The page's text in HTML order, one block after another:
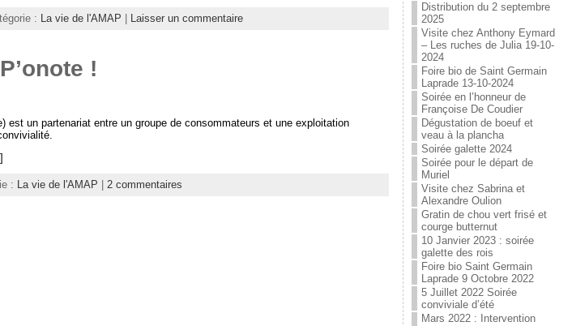
: La vie de l'AMAP Laisser un commentaire
!
est un partenariat entre un groupe de consommateurs et une exploitation
: La vie de l'AMAP 2 commentaires
Distribution du 2 septembre
2025
Visite chez Anthony Eymard
– Les ruches de Julia 19-10-
2024
Foire bio de Saint Germain
Laprade 13-10-2024
Soirée en l’honneur de
Françoise De Coudier
Dégustation de boeuf et
veau à la plancha
Soirée galette 2024
Soirée pour le départ de
Muriel
Visite chez Sabrina et
Alexandre Oulion
Gratin de chou vert frisé et
courge butternut
10 Janvier 2023 : soirée
galette des rois
Foire bio Saint Germain
Laprade 9 Octobre 2022
5 Juillet 2022 Soirée
conviviale d’été
Mars 2022 : Intervention